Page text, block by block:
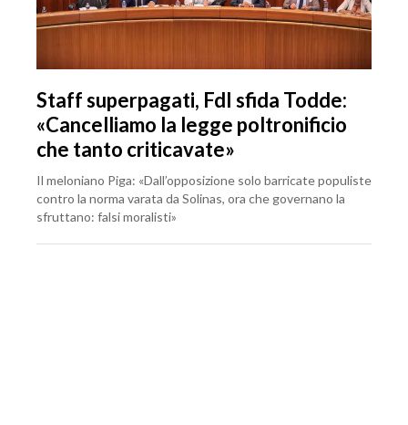
Staff superpagati, FdI sfida Todde:
«Cancelliamo la legge poltronificio
che tanto criticavate»
Il meloniano Piga: «Dall’opposizione solo barricate populiste
contro la norma varata da Solinas, ora che governano la
sfruttano: falsi moralisti»